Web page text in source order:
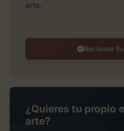
arte.
Reclamar
¿Quieres tu propio
arte?